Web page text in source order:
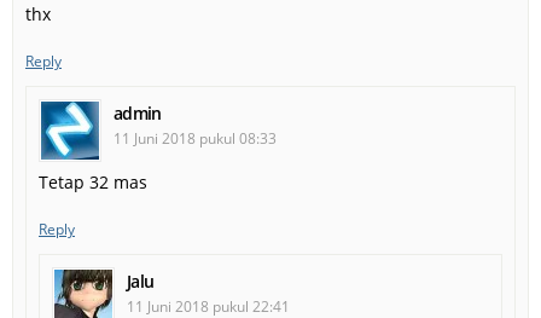
thx
Reply
admin
11 Juni 2018 pukul 08:33
Tetap 32 mas
Reply
Jalu
11 Juni 2018 pukul 22:41